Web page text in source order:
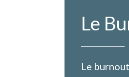
Le
Le